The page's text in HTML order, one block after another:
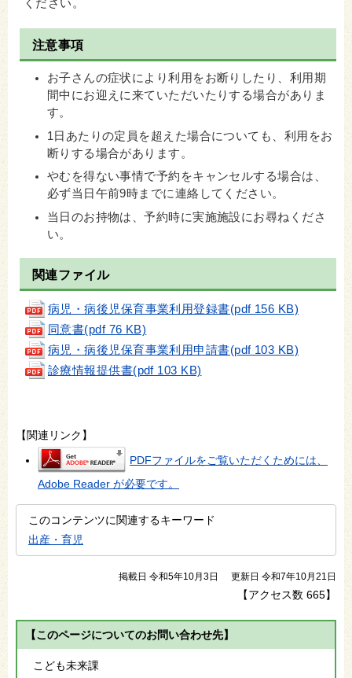
ください。
注意事項
お子さんの症状により利用をお断りしたり、利用期
間中にお迎えに来ていただいたりする場合がありま
す。
1日あたりの定員を超えた場合についても、利用をお
断りする場合があります。
やむを得ない事情で予約をキャンセルする場合は、
必ず当日午前9時までに連絡してください。
当日のお持物は、予約時に実施施設にお尋ねくださ
い。
関連ファイル
病児・病後児保育事業利用登録書(pdf 156 KB)
同意書(pdf 76 KB)
病児・病後児保育事業利用申請書(pdf 103 KB)
診療情報提供書(pdf 103 KB)
【関連リンク】
PDFファイルをご覧いただくためには、
Adobe Reader が必要です。
このコンテンツに関連するキーワード
出産・育児
掲載日 令和5年10月3日 更新日 令和7年10月21日
【アクセス数 665】
【このページについてのお問い合わせ先】
こども未来課